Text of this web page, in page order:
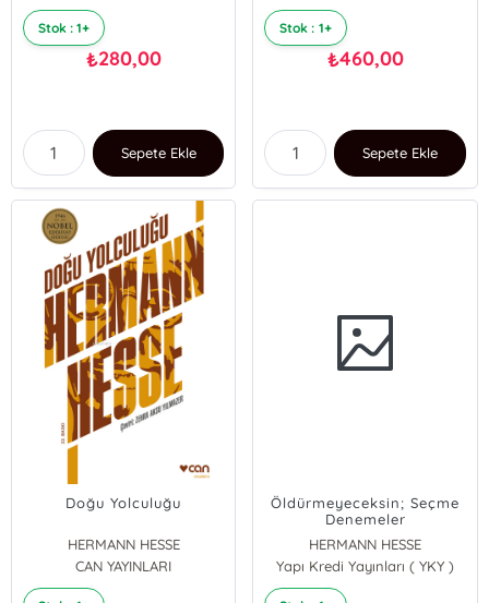
Stok : 1+
₺280,00
Sepete Ekle
Stok : 1+
₺460,00
Sepete Ekle
Doğu Yolculuğu
HERMANN HESSE
CAN YAYINLARI
Öldürmeyeceksin; Seçme
Denemeler
HERMANN HESSE
Yapı Kredi Yayınları ( YKY )